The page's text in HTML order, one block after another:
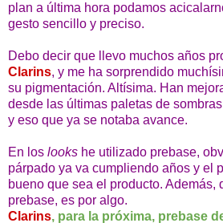
plan a última hora podamos
gesto sencillo y preciso.
Debo decir que llevo muchos años
Clarins, y me ha sorprendido
su pigmentación. Altísima. Han
desde las últimas paletas de
y eso que ya se notaba avance.
En los looks he utilizado prebase,
párpado ya va cumpliendo años y el
bueno que sea el producto. Además,
prebase, es por algo.
Clarins, para la próxima, prebase